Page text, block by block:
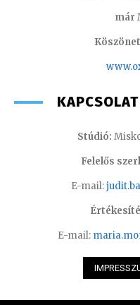
már
Stúdió:
Felelős
E-mail:
E-mail: